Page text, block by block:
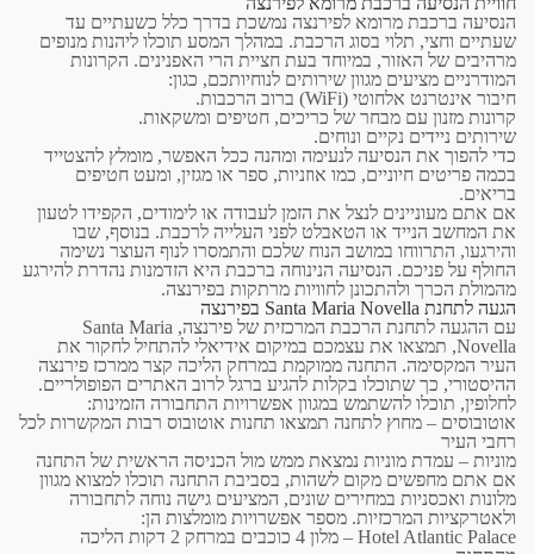
הנסיעה ברכבת מרומא לפירנצה נמשכת בדרך כלל כשעתיים עד
שעתיים וחצי, תלוי בסוג הרכבת. במהלך המסע תוכלו ליהנות מנופים
מרהיבים של האזור, במיוחד בעת חציית הרי האפנינים. הקרונות
המודרניים מציעים מגוון שירותים לנוחיותכם, כגון:
חיבור אינטרנט אלחוטי (WiFi) ברוב הרכבות.
קרונות מזנון עם מבחר של כריכים, חטיפים ומשקאות.
שירותים ניידים נקיים ונוחים.
כדי להפוך את הנסיעה לנעימה ומהנה ככל האפשר, מומלץ להצטייד
בכמה פריטים חיוניים, כמו אוזניות, ספר או מגזין, ומעט חטיפים
בריאים.
אם אתם מעוניינים לנצל את הזמן לעבודה או לימודים, הקפידו לטעון
את המחשב הנייד או הטאבלט לפני העלייה לרכבת. בנוסף, שבו
והירגעו, התרווחו במושב הנוח שלכם והתמסרו לנוף העוצר נשימה
החולף על פניכם. הנסיעה הנינוחה ברכבת היא הזדמנות נהדרת להירגע
מהמולת הכרך ולהתכונן לחוויות מרתקות בפירנצה.
הגעה לתחנת Santa Maria Novella בפירנצה
עם ההגעה לתחנת הרכבת המרכזית של פירנצה, Santa Maria
Novella, תמצאו את עצמכם במיקום אידיאלי להתחיל לחקור את
העיר המקסימה. התחנה ממוקמת במרחק הליכה קצר ממרכז פירנצה
ההיסטורי, כך שתוכלו בקלות להגיע ברגל לרוב האתרים הפופולריים.
לחלופין, תוכלו להשתמש במגוון אפשרויות התחבורה הזמינות:
אוטובוסים – מחוץ לתחנה תמצאו תחנות אוטובוס רבות המקשרות לכל
רחבי העיר
מוניות – עמדת מוניות נמצאת ממש מול הכניסה הראשית של התחנה
אם אתם מחפשים מקום לשהות, בסביבת התחנה תוכלו למצוא מגוון
מלונות ואכסניות במחירים שונים, המציעים גישה נוחה לתחבורה
ולאטרקציות המרכזיות. מספר אפשרויות מומלצות הן:
Hotel Atlantic Palace –
מלון 4 כוכבים במרחק 2 דקות הליכה